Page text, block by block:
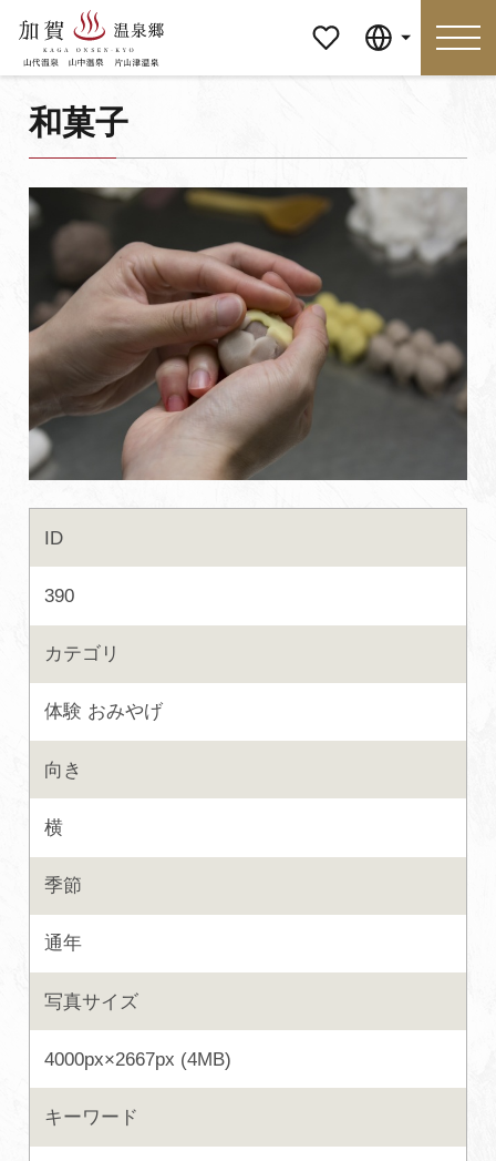
ージ
特集 おすすめの過ごし方
見どころ 食べる
おみやげ イベント
泊まる アクセス
マイページ
加賀に泊まって！北陸巡り♪
ご当地グルメ
加賀 旅先納税
FAQ
Language
パンフレットダウンロード
よくあるご質問・お問い合わせ
プライバシーポリシー
和菓子
ID
390
カテゴリ
体験 おみやげ
向き
横
季節
通年
写真サイズ
4000px×2667px (4MB)
キーワード